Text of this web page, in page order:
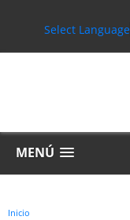
Select Language
MENÚ
Inicio